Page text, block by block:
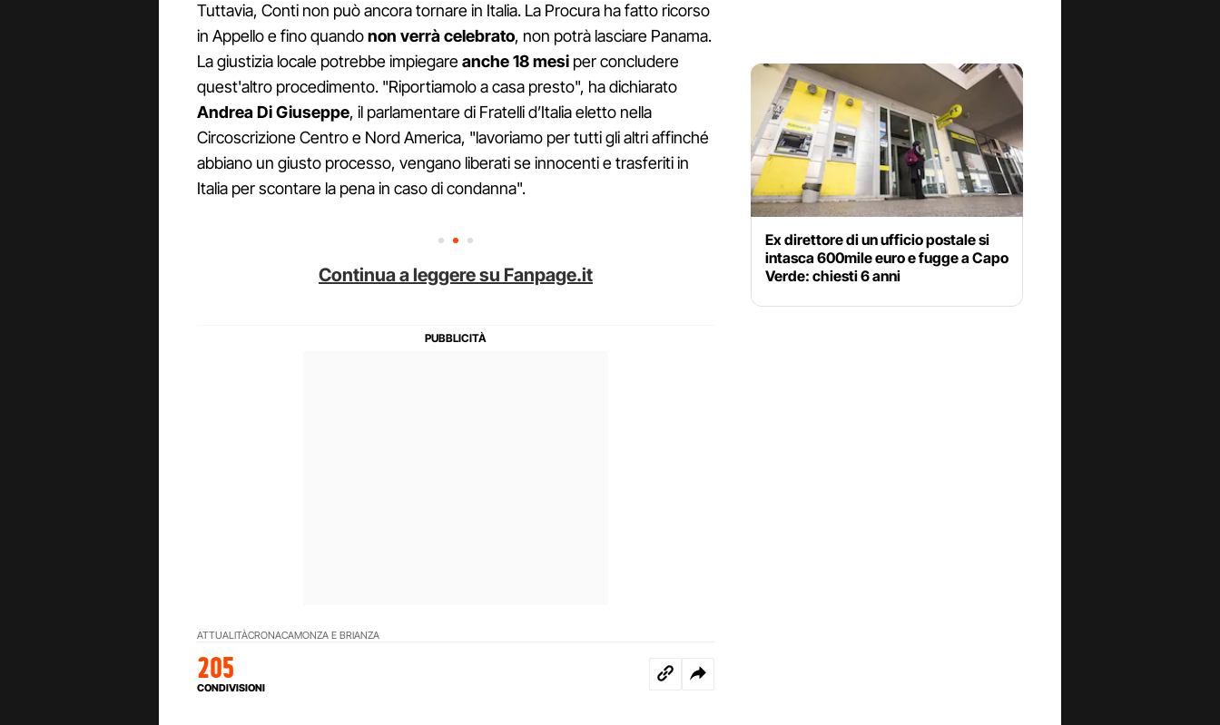
Tuttavia, Conti non può ancora tornare in Italia. La Procura ha fatto ricorso
in Appello e fino quandonon verrà celebrato, non potrà lasciare Panama.
La giustizia locale potrebbe impiegareanche 18 mesi per concludere
quest'altro procedimento. "Riportiamolo a casa presto", ha dichiarato
Andrea Di Giuseppe, il parlamentare di Fratelli d’Italia eletto nella
Circoscrizione Centro e Nord America, "lavoriamo per tutti gli altri affinché
abbiano un giusto processo, vengano liberati se innocenti e trasferiti in
Italia per scontare la pena in caso di condanna".
Continua a leggere su Fanpage.it
ATTUALITÀCRONACAMONZA E BRIANZA
205
CONDIVISIONI
Ex direttore di un ufficio postale si
intasca 600mile euro e fugge a Capo
Verde: chiesti 6 anni